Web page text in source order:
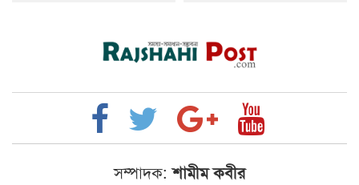
সম্পাদক: শামীম কবীর